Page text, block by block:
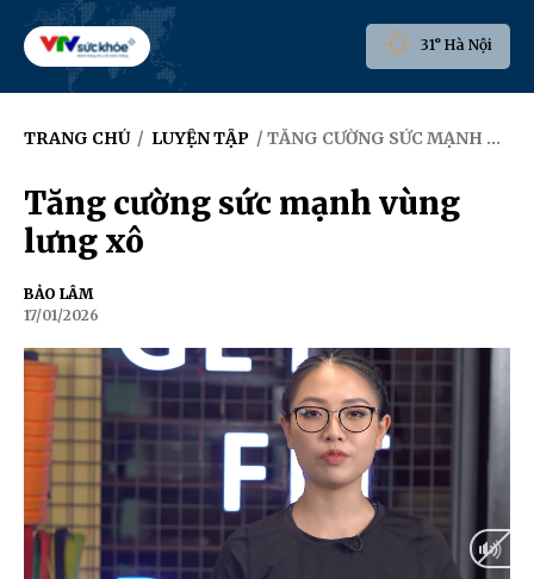
31° Hà Nội
TRANG CHỦ / LUYỆN TẬP / TĂNG CƯỜNG SỨC MẠNH VÙNG LƯNG XÔ
Tăng cường sức mạnh vùng
lưng xô
BẢO LÂM
17/01/2026